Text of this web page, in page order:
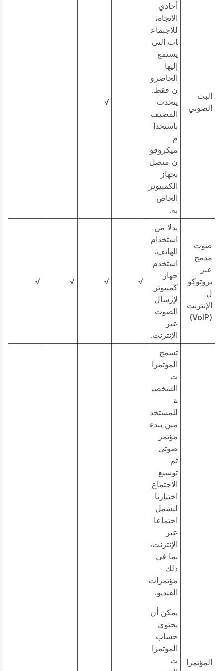
البث
الصوتي
أحادي
الاتجاه،
للاجتماع
ات التي
يستمع
إليها
الحاضرو
ن فقط.
يتحدث
المضيف
باستخدا
م
ميكروفو
ن متصل
بجهاز
الكمبيوتر
الخاص
به.
√
صوت
مدمج
عبر
بروتوكو
ل
الإنترنت
(VoIP)
بدلا من
استخدام
الهاتف،
استخدم
جهاز
كمبيوتر
لإرسال
الصوت
عبر
الإنترنت.
√
√
√
√
المؤتمرا
تسمح
المؤتمرا
ت
الشخصي
ة
للمستخد
مين ببدء
مؤتمر
صوتي
ثم
توسيع
الاجتماع
اختياريا
ليشمل
اجتماعا
عبر
الإنترنت،
بما في
ذلك
مؤتمرات
الفيديو.
يمكن أن
يحتوي
حساب
المؤتمرا
ت